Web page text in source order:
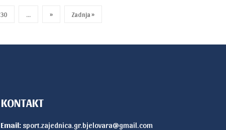
30 » Zadnja »
KONTAKT
Email: sport.zajednica.gr.bjelovara@gmail.com